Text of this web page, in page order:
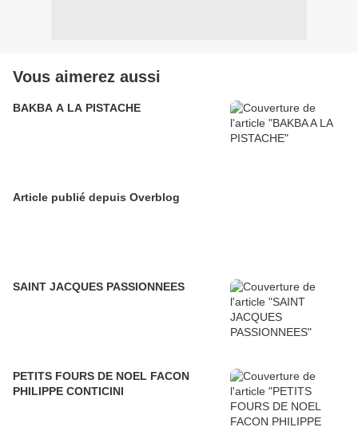
Vous aimerez aussi
BAKBA A LA PISTACHE
Article publié depuis Overblog
SAINT JACQUES PASSIONNEES
PETITS FOURS DE NOEL FACON
PHILIPPE CONTICINI